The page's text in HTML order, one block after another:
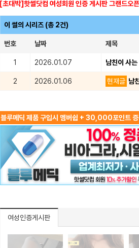
[초대박]핫썰닷컴 여성회원 인증 게시판 그랜드오
이 썰의 시리즈 (총 2건)
번호 날짜 제목
1 2026.01.07 남친이 사
2 2026.01.06 현재글 남
블루메딕 제품 구입시 멤버쉽 + 30,000포인트 증
여성인증게시판